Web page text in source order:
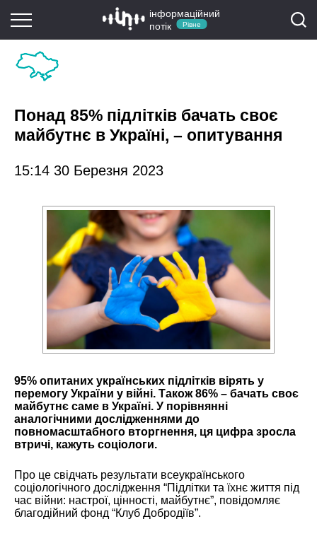
інформаційний
потік
Рівне
Понад 85% підлітків бачать своє
майбутнє в Україні, – опитування
15:14 30 Березня 2023
95% опитаних українських підлітків вірять у
перемогу України у війні. Також 86% – бачать своє
майбутнє саме в Україні. У порівнянні
аналогічними дослідженнями до
повномасштабного вторгнення, ця цифра зросла
втричі, кажуть соціологи.
Про це свідчать результати всеукраїнського
соціологічного дослідження “Підлітки та їхнє життя під
час війни: настрої, цінності, майбутнє”, повідомляє
благодійний фонд “Клуб Добродіїв”.